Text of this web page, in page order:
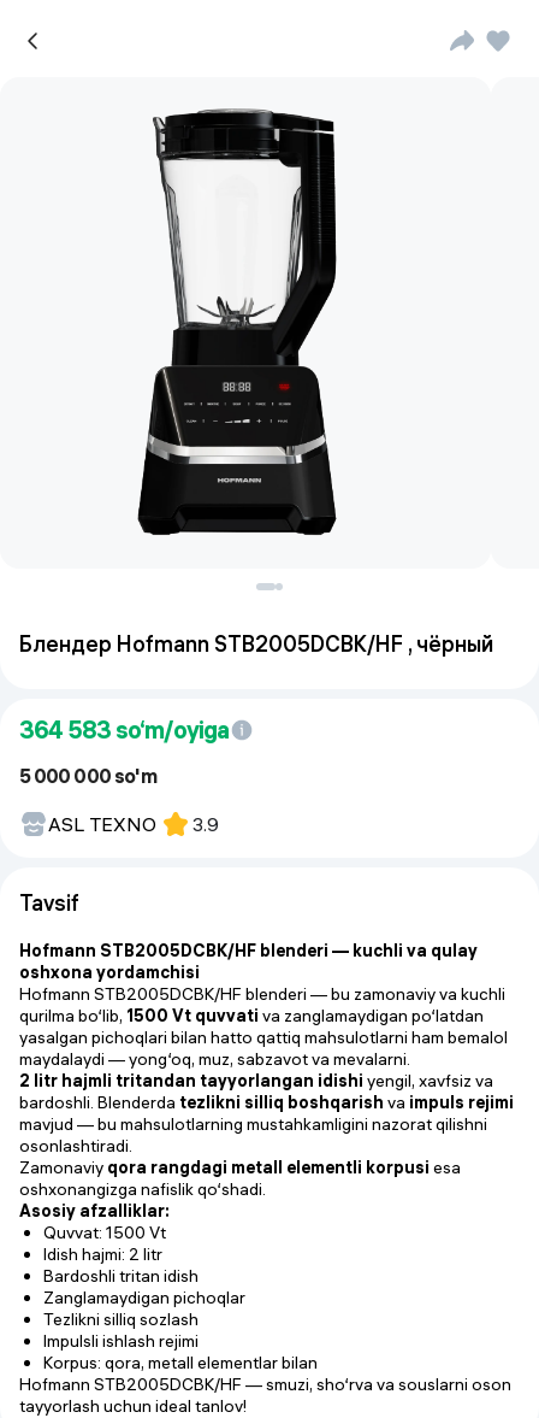
Блендер Hofmann STB2005DCBK/HF , чёрный
364 583 so‘m/oyiga
5 000 000 so'm
ASL TEXNO
3.9
Tavsif
Hofmann STB2005DCBK/HF blenderi — kuchli va qulay
oshxona yordamchisi
Hofmann STB2005DCBK/HF blenderi — bu zamonaviy va kuchli
qurilma bo‘lib, 1500 Vt quvvati va zanglamaydigan po‘latdan
yasalgan pichoqlari bilan hatto qattiq mahsulotlarni ham bemalol
maydalaydi — yong‘oq, muz, sabzavot va mevalarni.
2 litr hajmli tritandan tayyorlangan idishi yengil, xavfsiz va
bardoshli. Blenderda tezlikni silliq boshqarish va impuls rejimi
mavjud — bu mahsulotlarning mustahkamligini nazorat qilishni
osonlashtiradi.
Zamonaviy qora rangdagi metall elementli korpusi esa
oshxonangizga nafislik qo‘shadi.
Asosiy afzalliklar:
Quvvat: 1500 Vt
Idish hajmi: 2 litr
Bardoshli tritan idish
Zanglamaydigan pichoqlar
Tezlikni silliq sozlash
Impulsli ishlash rejimi
Korpus: qora, metall elementlar bilan
Hofmann STB2005DCBK/HF — smuzi, sho‘rva va souslarni oson
tayyorlash uchun ideal tanlov!